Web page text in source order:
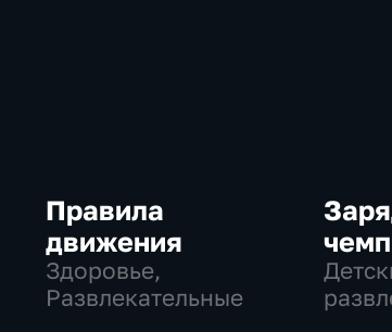
Правила
движения
Здоровье,
Развлекательные